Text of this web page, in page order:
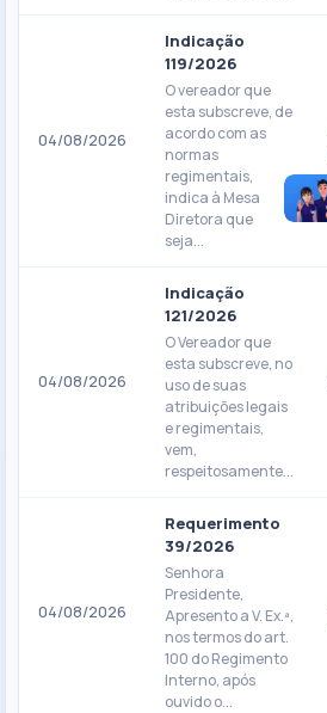
04/08/2026
Indicação
119/2026
O vereador que
esta subscreve, de
acordo com as
normas
regimentais,
indica à Mesa
Diretora que
seja...
04/08/2026
Indicação
121/2026
O Vereador que
esta subscreve, no
uso de suas
atribuições legais
e regimentais,
vem,
respeitosamente...
04/08/2026
Requerimento
39/2026
Senhora
Presidente,
Apresento a V. Ex.ª,
nos termos do art.
100 do Regimento
Interno, após
ouvido o...